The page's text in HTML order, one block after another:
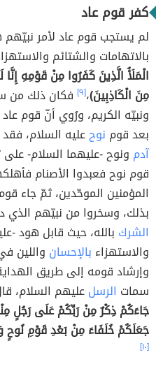
كفر قوم عاد
لم يستجب قوم عاد لأمر نبيّهم
بالاتهامات والشتائم
الْمَلَأُ الَّذِينَ كَفَرُوا مِنْ قَوْمِهِ
مِنَ الْكَاذِبِينَ)،[٩]
فكان ذلك من
ونبيّه الكريم، ورُوي أنّ قوم
بعد قوم نوحعليه السلام،
آدم ونوح -عليهما السلام- على
قوم نوح فعبدوا الأصنام
المؤمنين الموحّدين، ثمّ جاء
بذلك، وسخروا من نبيّهم الذي
الشرك بالله، حيث قابل هود -
والاستهزاء بالإحسان واللين
وإرشاد قومه إلى طريق
سمات الرسلعليهم السلام،
جَاءَكُمْ ذِكْرٌ مِنْ رَبِّكُمْ عَلَى رَجُلٍ
جَعَلَكُمْ خُلَفَاءَ مِنْ بَعْدِ قَوْمِ
[١٠]